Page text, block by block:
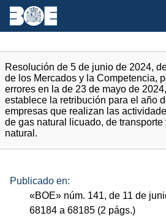
Resolución de 5 de junio de 2024,
de los Mercados y la Competencia,
errores en la de 23 de mayo de
establece la retribución para el año
empresas que realizan las
de gas natural licuado, de
natural.
Publicado en:
«BOE» núm. 141, de 11 de
68184 a 68185 (2 págs.)